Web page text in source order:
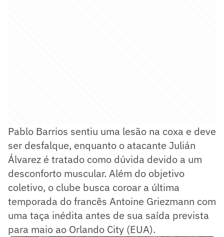
Pablo Barrios sentiu uma lesão na coxa e deve
ser desfalque, enquanto o atacante Julián
Álvarez é tratado como dúvida devido a um
desconforto muscular. Além do objetivo
coletivo, o clube busca coroar a última
temporada do francês Antoine Griezmann com
uma taça inédita antes de sua saída prevista
para maio ao Orlando City (EUA).